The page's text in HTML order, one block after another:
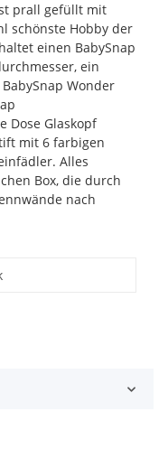
prall gefüllt mit
schönste Hobby der
einen BabySnap
ein
Wonder
Dose Glaskopf
mit 6 farbigen
Alles
Box, die durch
nach